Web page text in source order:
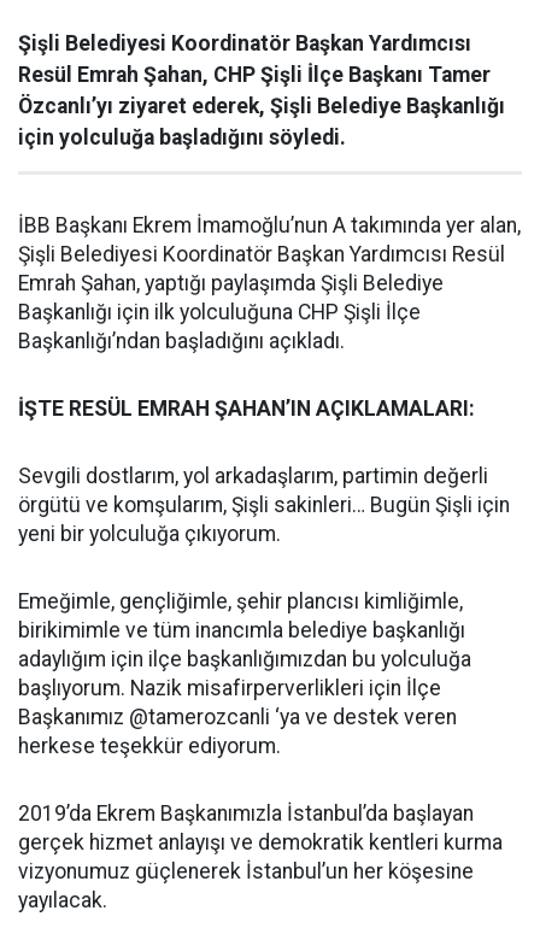
Şişli Belediyesi Koordinatör Başkan Yardımcısı
Resül Emrah Şahan, CHP Şişli İlçe Başkanı Tamer
Özcanlı’yı ziyaret ederek, Şişli Belediye Başkanlığı
için yolculuğa başladığını söyledi.
İBB Başkanı Ekrem İmamoğlu’nun A takımında yer alan,
Şişli Belediyesi Koordinatör Başkan Yardımcısı Resül
Emrah Şahan, yaptığı paylaşımda Şişli Belediye
Başkanlığı için ilk yolculuğuna CHP Şişli İlçe
Başkanlığı’ndan başladığını açıkladı.
İŞTE RESÜL EMRAH ŞAHAN’IN AÇIKLAMALARI:
Sevgili dostlarım, yol arkadaşlarım, partimin değerli
örgütü ve komşularım, Şişli sakinleri… Bugün Şişli için
yeni bir yolculuğa çıkıyorum.
Emeğimle, gençliğimle, şehir plancısı kimliğimle,
birikimimle ve tüm inancımla belediye başkanlığı
adaylığım için ilçe başkanlığımızdan bu yolculuğa
başlıyorum. Nazik misafirperverlikleri için İlçe
Başkanımız @tamerozcanli ‘ya ve destek veren
herkese teşekkür ediyorum.
2019’da Ekrem Başkanımızla İstanbul’da başlayan
gerçek hizmet anlayışı ve demokratik kentleri kurma
vizyonumuz güçlenerek İstanbul’un her köşesine
yayılacak.